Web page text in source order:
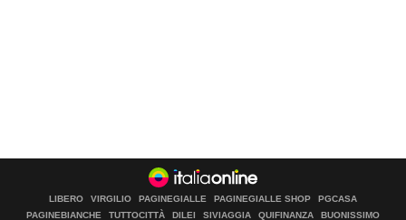
LIBERO VIRGILIO PAGINEGIALLE PAGINEGIALLE SHOP
PGCASA
PAGINEBIANCHE
TUTTOCITTÀ DILEI SIVIAGGIA QUIFINANZA BUONISSIMO